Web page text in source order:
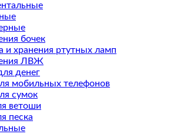
бочек
и хранения ртутных ламп
ЛВЖ
денег
мобильных телефонов
сумок
ветоши
песка